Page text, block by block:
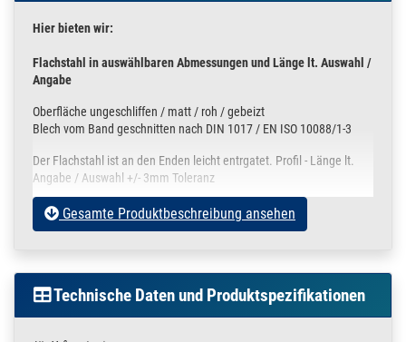
Hier bieten wir:
Flachstahl in auswählbarenAbmessungen und Länge lt. Auswahl /
Angabe
Oberfläche ungeschliffen / matt / roh / gebeizt
Blech vom Band geschnitten nach DIN 1017 / EN ISO 10088/1-3
Der Flachstahl ist an den Enden leicht entrgatet. Profil - Länge lt.
Angabe / Auswahl +/- 3mm Toleranz
Die Einsatzmöglichkeiten sind sehr vielfältig und ideal geeignet für
z.B.
Geländerpfosten Schwert Pfosten
Wandanker
Gesamte Produktbeschreibung ansehen
Technische Daten und Produktspezifikationen